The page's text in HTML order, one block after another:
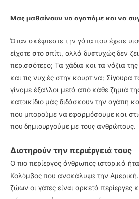
Μας μαθαίνουν να αγαπάμε και να
Όταν σκέφτεστε την γάτα που έχετε
είχατε στο σπίτι, αλλά δυστυχώς δεν
περισσότερο; Τα χάδια και τα νάζια
και τις νυχιές στην κουρτίνα; Σίγουρα
γίναμε έξαλλοι μετά από κάθε ζημιά
κατοικίδιο μάς διδάσκουν την αγάπη
που μπορούμε να εφαρμόσουμε και
που δημιουργούμε με τους ανθρώπους.
Διατηρούν την περιέργειά τους
Ο πιο περίεργος άνθρωπος ιστορικά
Κολόμβος που ανακάλυψε την
ζώων οι γάτες είναι αρκετά περίεργες